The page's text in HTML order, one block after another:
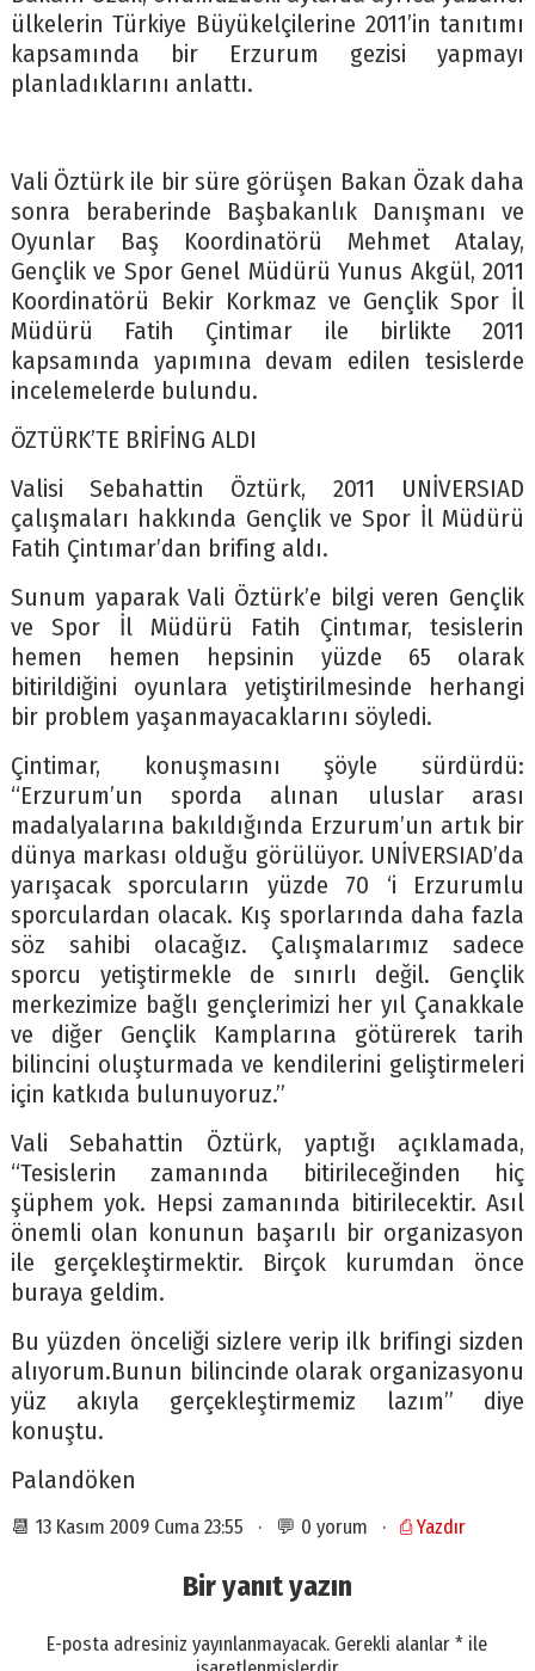
ülkelerin Türkiye Büyükelçilerine 2011’in tanıtımı
kapsamında bir Erzurum gezisi yapmayı
planladıklarını anlattı.
Vali Öztürk ile bir süre görüşen Bakan Özak daha
sonra beraberinde Başbakanlık Danışmanı ve
Oyunlar Baş Koordinatörü Mehmet Atalay,
Gençlik ve Spor Genel Müdürü Yunus Akgül, 2011
Koordinatörü Bekir Korkmaz ve Gençlik Spor İl
Müdürü Fatih Çintimar ile birlikte 2011
kapsamında yapımına devam edilen tesislerde
incelemelerde bulundu.
ÖZTÜRK’TE BRİFİNG ALDI
Valisi Sebahattin Öztürk, 2011 UNİVERSIAD
çalışmaları hakkında Gençlik ve Spor İl Müdürü
Fatih Çintımar’dan brifing aldı.
Sunum yaparak Vali Öztürk’e bilgi veren Gençlik
ve Spor İl Müdürü Fatih Çintımar, tesislerin
hemen hemen hepsinin yüzde 65 olarak
bitirildiğini oyunlara yetiştirilmesinde herhangi
bir problem yaşanmayacaklarını söyledi.
Çintimar, konuşmasını şöyle sürdürdü:
“Erzurum’un sporda alınan uluslar arası
madalyalarına bakıldığında Erzurum’un artık bir
dünya markası olduğu görülüyor. UNİVERSIAD’da
yarışacak sporcuların yüzde 70 ‘i Erzurumlu
sporculardan olacak. Kış sporlarında daha fazla
söz sahibi olacağız. Çalışmalarımız sadece
sporcu yetiştirmekle de sınırlı değil. Gençlik
merkezimize bağlı gençlerimizi her yıl Çanakkale
ve diğer Gençlik Kamplarına götürerek tarih
bilincini oluşturmada ve kendilerini geliştirmeleri
için katkıda bulunuyoruz.”
Vali Sebahattin Öztürk, yaptığı açıklamada,
“Tesislerin zamanında bitirileceğinden hiç
şüphem yok. Hepsi zamanında bitirilecektir. Asıl
önemli olan konunun başarılı bir organizasyon
ile gerçekleştirmektir. Birçok kurumdan önce
buraya geldim.
Bu yüzden önceliği sizlere verip ilk brifingi sizden
alıyorum.Bunun bilincinde olarak organizasyonu
yüz akıyla gerçekleştirmemiz lazım” diye
konuştu.
Palandöken
📆 13 Kasım 2009 Cuma 23:55 · 💬 0 yorum · ⎙ Yazdır
Bir yanıt yazın
E-posta adresiniz yayınlanmayacak. Gerekli alanlar* ile